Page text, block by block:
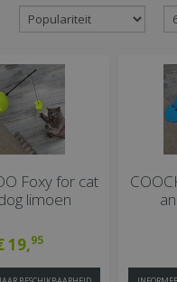
Foxy for cat
limoen
19,95